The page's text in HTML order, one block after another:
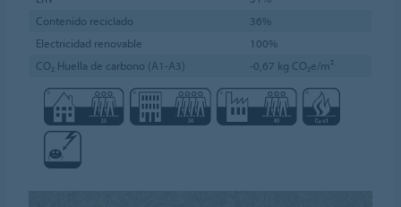
Contenido reciclado
36%
Electricidad renovable
100%
CO₂ Huella de carbono (A1-A3)
-0,67 kg CO₂e/m²